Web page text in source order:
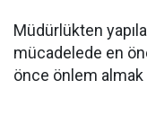
Müdürlükten
mücadelede en
önce önlem